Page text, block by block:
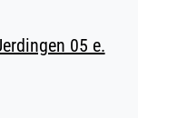
05 e.